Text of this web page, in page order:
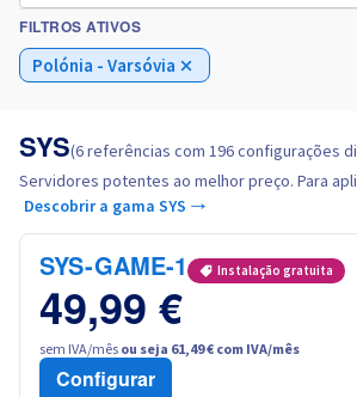
Itália
Polónia
Portugal
Senegal
FILTROS ATIVOS
Polónia - Varsóvia
SYS(6 referências com 196 configurações
Servidores potentes ao melhor preço. Para
Descobrir a gama SYS →
SYS-GAME-1 Instalação gratuita
49,99 €
sem IVA/mês ou seja 61,49 € com IVA/mês
Configurar